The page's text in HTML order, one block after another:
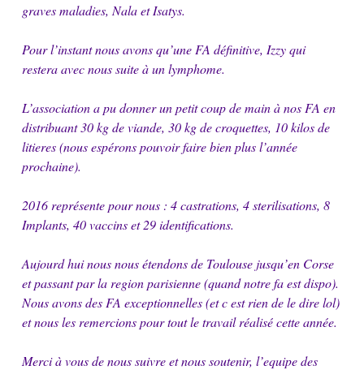
graves maladies, Nala et Isatys.
Pour l’instant nous avons qu’une FA définitive, Izzy qui
restera avec nous suite à un lymphome.
L’association a pu donner un petit coup de main à nos FA en
distribuant 30 kg de viande, 30 kg de croquettes, 10 kilos de
litieres (nous espérons pouvoir faire bien plus l’année
prochaine).
2016 représente pour nous : 4 castrations, 4 sterilisations, 8
Implants, 40 vaccins et 29 identifications.
Aujourd hui nous nous étendons de Toulouse jusqu’en Corse
et passant par la region parisienne (quand notre fa est dispo).
Nous avons des FA exceptionnelles (et c est rien de le dire lol)
et nous les remercions pour tout le travail réalisé cette année.
Merci à vous de nous suivre et nous soutenir, l’equipe des